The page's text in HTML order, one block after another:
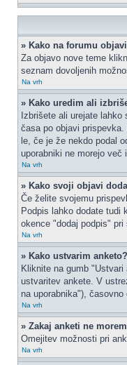
» Kako na forumu
Za objavo nove teme
seznam dovoljenih
Na vrh
» Kako uredim ali
Izbrišete ali urejate
časa po objavi
le, če je že nekdo podal
uporabniki ne morejo več
Na vrh
» Kako svoji objavi
Če želite svojemu
Podpis lahko dodate
okence "dodaj podpis"
Na vrh
» Kako ustvarim anketo?
Kliknite na gumb
ustvaritev ankete. V
na uporabnika"),
Na vrh
» Zakaj anketi ne
Omejitev možnosti pri
Na vrh